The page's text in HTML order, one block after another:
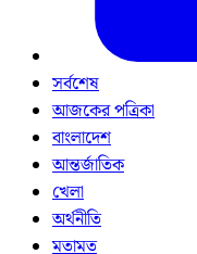
সর্বশেষ
আজকের পত্রিকা
বাংলাদেশ
আন্তর্জাতিক
খেলা
অর্থনীতি
মতামত